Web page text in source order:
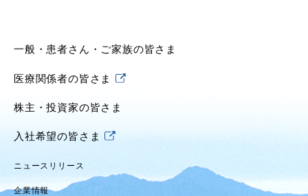
一般・患者さん・ご家族の皆さま
医療関係者の皆さま
株主・投資家の皆さま
入社希望の皆さま
ニュースリリース
企業情報